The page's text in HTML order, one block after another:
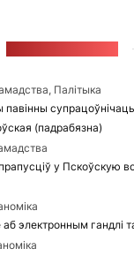
Палітыка
супрацоўнічаць
(падрабязна)
у Пскоўскую
электронным гандлі